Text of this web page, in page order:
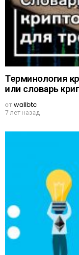
Терминология
или словарь
отwallbtc
7 лет назад